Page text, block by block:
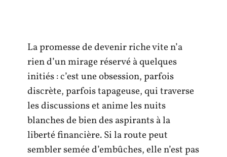
La promesse de devenir riche vite n’a
rien d’un mirage réservé à quelques
initiés : c’est une obsession, parfois
discrète, parfois tapageuse, qui traverse
les discussions et anime les nuits
blanches de bien des aspirants à la
liberté financière. Si la route peut
sembler semée d’embûches, elle n’est pas